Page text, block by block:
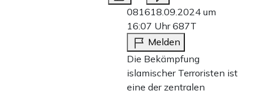
081618.09.2024 um
16:07 Uhr687T
Melden
Die Bekämpfung
islamischer Terroristen ist
eine der zentralen